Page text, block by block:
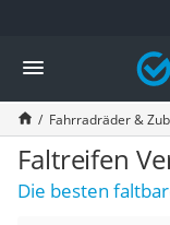
Die beliebtesten
Freizeit & Sport
Gartentrampolin
Trampolin
Metalldetektor
Eufab-Fahrradträger
Trampolin 366 cm
Fahrradräder &
Faltreifen
Die besten